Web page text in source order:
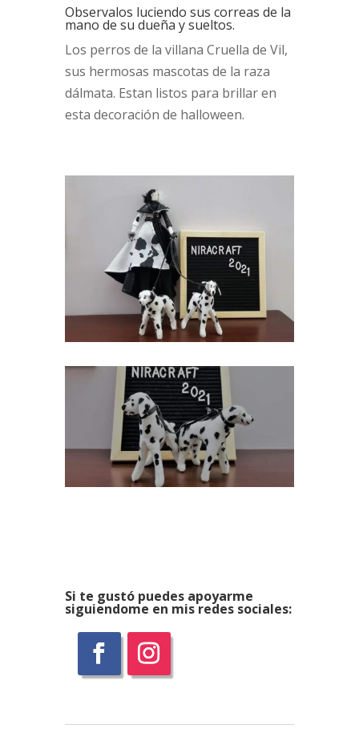
Observalos luciendo sus correas de la
mano de su dueña y sueltos.
Los perros de la villana Cruella de Vil,
sus hermosas mascotas de la raza
dálmata. Estan listos para brillar en
esta decoración de halloween.
Si te gustó puedes apoyarme
siguiendome en mis redes sociales: